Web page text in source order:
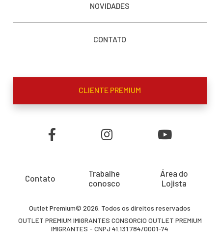
NOVIDADES
CONTATO
CLIENTE PREMIUM
Contato
Trabalhe
conosco
Área do
Lojista
Outlet Premium© 2026. Todos os direitos reservados
OUTLET PREMIUM IMIGRANTES CONSORCIO OUTLET PREMIUM
IMIGRANTES - CNPJ 41.131.784/0001-74